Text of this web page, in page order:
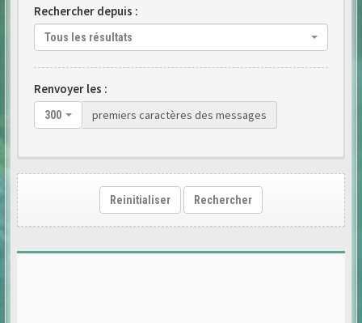
Rechercher depuis :
Tous les résultats
Renvoyer les :
300 premiers caractères des messages
Reinitialiser Rechercher